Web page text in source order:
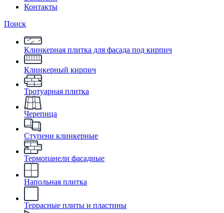
Контакты
Поиск
Клинкерная плитка для фасада под кирпич
Клинкерный кирпич
Тротуарная плитка
Черепица
Ступени клинкерные
Термопанели фасадные
Напольная плитка
Террасные плиты и пластины